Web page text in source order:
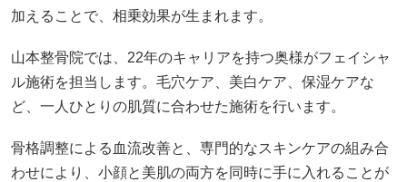
加えることで、相乗効果が生まれます。
山本整骨院では、22年のキャリアを持つ奥様がフェイシャ
ル施術を担当します。毛穴ケア、美白ケア、保湿ケアな
ど、一人ひとりの肌質に合わせた施術を行います。
骨格調整による血流改善と、専門的なスキンケアの組み合
わせにより、小顔と美肌の両方を同時に手に入れることが